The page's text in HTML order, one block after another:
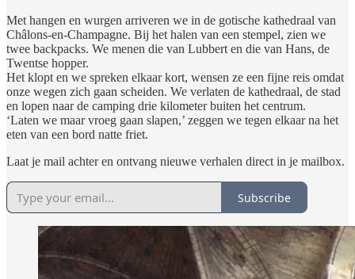
Met hangen en wurgen arriveren we in de gotische kathedraal van
Châlons-en-Champagne. Bij het halen van een stempel, zien we
twee backpacks. We menen die van Lubbert en die van Hans, de
Twentse hopper.
Het klopt en we spreken elkaar kort, wensen ze een fijne reis omdat
onze wegen zich gaan scheiden. We verlaten de kathedraal, de stad
en lopen naar de camping drie kilometer buiten het centrum.
‘Laten we maar vroeg gaan slapen,’ zeggen we tegen elkaar na het
eten van een bord natte friet.
Laat je mail achter en ontvang nieuwe verhalen direct in je mailbox.
Subscribe